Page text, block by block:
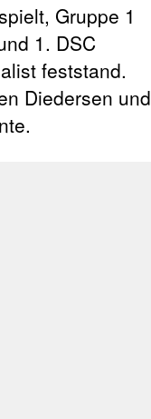
Gruppe 1
1. DSC
feststand.
Diedersen und